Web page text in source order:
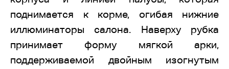
поднимается к корме, огибая нижние
иллюминаторы салона. Наверху рубка
принимает форму мягкой арки,
поддерживаемой двойным изогнутым